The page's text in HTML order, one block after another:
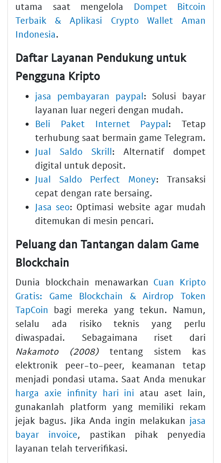
utama saat mengelola Dompet Bitcoin
Terbaik & Aplikasi Crypto Wallet Aman
Indonesia.
Daftar Layanan Pendukung untuk
Pengguna Kripto
jasa pembayaran paypal: Solusi bayar
layanan luar negeri dengan mudah.
Beli Paket Internet Paypal: Tetap
terhubung saat bermain game Telegram.
Jual Saldo Skrill: Alternatif dompet
digital untuk deposit.
Jual Saldo Perfect Money: Transaksi
cepat dengan rate bersaing.
Jasa seo: Optimasi website agar mudah
ditemukan di mesin pencari.
Peluang dan Tantangan dalam Game
Blockchain
Dunia blockchain menawarkan Cuan Kripto
Gratis: Game Blockchain & Airdrop Token
TapCoin bagi mereka yang tekun. Namun,
selalu ada risiko teknis yang perlu
diwaspadai. Sebagaimana riset dari
Nakamoto (2008)tentang sistem kas
elektronik peer-to-peer, keamanan tetap
menjadi pondasi utama. Saat Anda menukar
harga axie infinity hari ini atau aset lain,
gunakanlah platform yang memiliki rekam
jejak bagus. Jika Anda ingin melakukan jasa
bayar invoice, pastikan pihak penyedia
layanan telah terverifikasi.